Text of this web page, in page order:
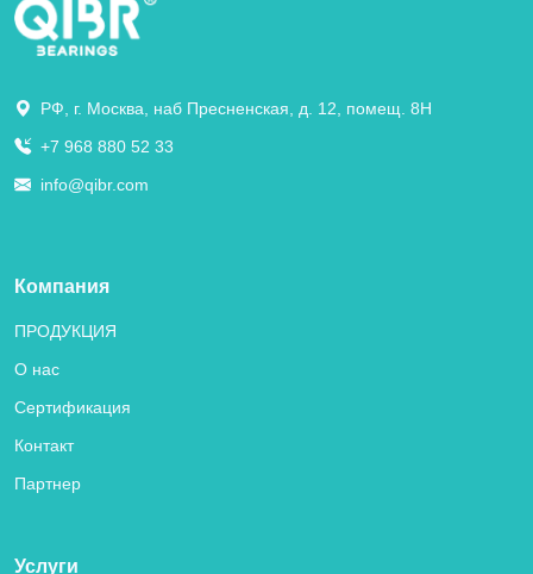
РФ, г. Москва, наб Пресненская, д. 12, помещ. 8Н
+7 968 880 52 33
info@qibr.com
Компания
ПРОДУКЦИЯ
О нас
Сертификация
Контакт
Партнер
Услуги